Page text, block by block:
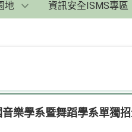
地 資訊安全ISMS專區
樂學系暨舞蹈學系單獨